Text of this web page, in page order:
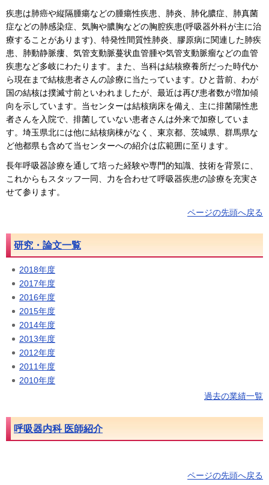
疾患は肺癌や縦隔腫瘍などの腫瘍性疾患、肺炎、肺化膿症、肺真菌
症などの肺感染症、気胸や膿胸などの胸腔疾患(呼吸器外科が主に治
療することがあります)、特発性間質性肺炎、膠原病に関連した肺疾
患、肺動静脈瘻、気管支動脈蔓状血管腫や気管支動脈瘤などの血管
疾患など多岐にわたります。また、当科は結核療養所だった時代か
ら現在まで結核患者さんの診療に当たっています。ひと昔前、わが
国の結核は撲滅寸前といわれましたが、最近は再び患者数が増加傾
向を示しています。当センターは結核病床を備え、主に排菌陽性患
者さんを入院で、排菌していない患者さんは外来で加療していま
す。埼玉県北には他に結核病棟がなく、東京都、茨城県、群馬県な
ど他都県も含めて当センターへの紹介は広範囲に至ります。
長年呼吸器診療を通して培った経験や専門的知識、技術を背景に、
これからもスタッフ一同、力を合わせて呼吸器疾患の診療を充実さ
せて参ります。
ページの先頭へ戻る
研究・論文一覧
2018年度
2017年度
2016年度
2015年度
2014年度
2013年度
2012年度
2011年度
2010年度
過去の業績一覧
呼吸器内科 医師紹介
ページの先頭へ戻る